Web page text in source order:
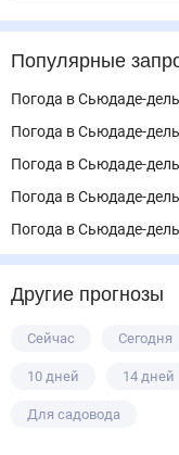
Популярные
Погода в Сьюдаде-
Погода в Сьюдаде-
Погода в Сьюдаде-
Погода в Сьюдаде-
Погода в Сьюдаде-
Другие прогнозы
Сейчас Сегодня
10 дней 14 дней
Для садовода